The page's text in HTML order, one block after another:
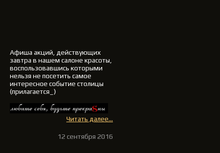
Афиша акций, действующих
завтра в нашем салоне красоты,
воспользовавшись которыми
нельзя не посетить самое
интересное событие столицы
(прилагается_)
Читать далее...
12 сентября 2016